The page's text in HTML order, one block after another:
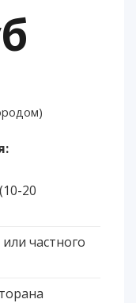
20
частного